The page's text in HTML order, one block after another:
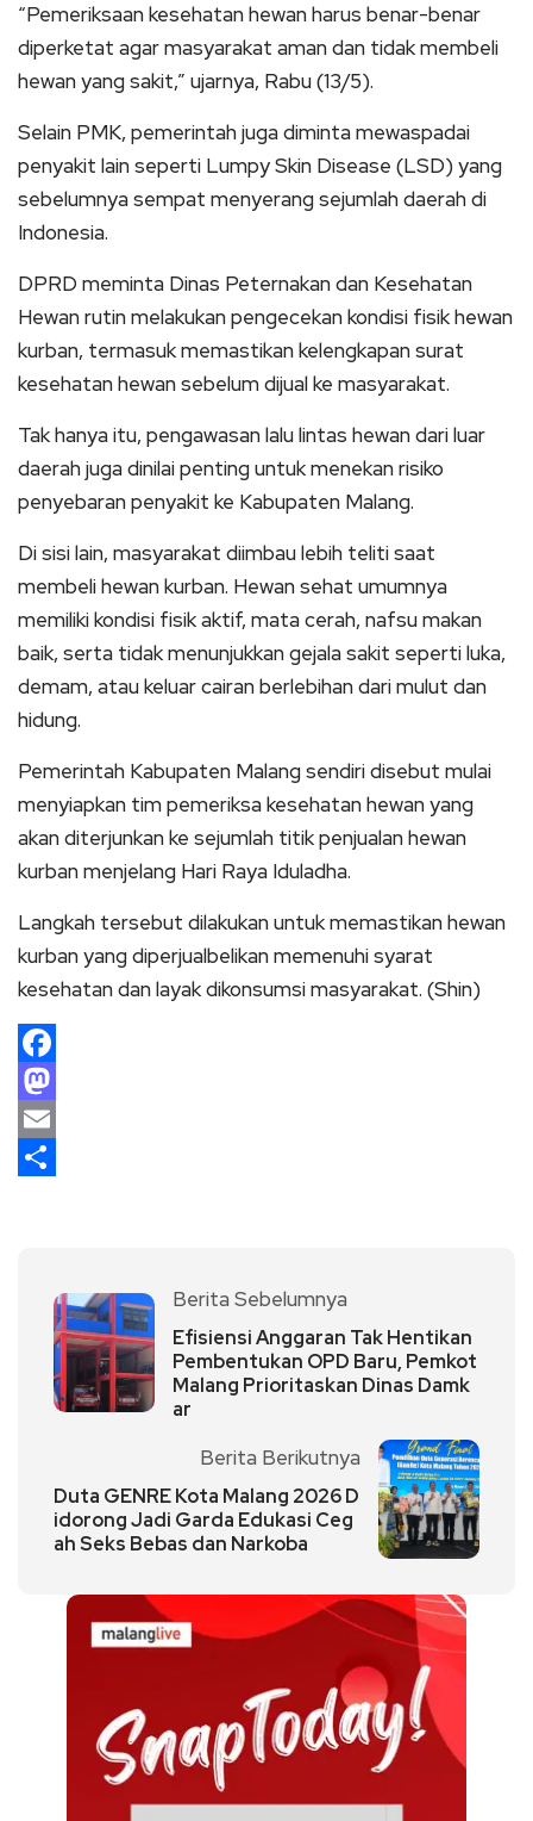
“Pemeriksaan kesehatan hewan harus benar-benar
diperketat agar masyarakat aman dan tidak membeli
hewan yang sakit,” ujarnya, Rabu (13/5).
Selain PMK, pemerintah juga diminta mewaspadai
penyakit lain seperti Lumpy Skin Disease (LSD) yang
sebelumnya sempat menyerang sejumlah daerah di
Indonesia.
DPRD meminta Dinas Peternakan dan Kesehatan
Hewan rutin melakukan pengecekan kondisi fisik hewan
kurban, termasuk memastikan kelengkapan surat
kesehatan hewan sebelum dijual ke masyarakat.
Tak hanya itu, pengawasan lalu lintas hewan dari luar
daerah juga dinilai penting untuk menekan risiko
penyebaran penyakit ke Kabupaten Malang.
Di sisi lain, masyarakat diimbau lebih teliti saat
membeli hewan kurban. Hewan sehat umumnya
memiliki kondisi fisik aktif, mata cerah, nafsu makan
baik, serta tidak menunjukkan gejala sakit seperti luka,
demam, atau keluar cairan berlebihan dari mulut dan
hidung.
Pemerintah Kabupaten Malang sendiri disebut mulai
menyiapkan tim pemeriksa kesehatan hewan yang
akan diterjunkan ke sejumlah titik penjualan hewan
kurban menjelang Hari Raya Iduladha.
Langkah tersebut dilakukan untuk memastikan hewan
kurban yang diperjualbelikan memenuhi syarat
kesehatan dan layak dikonsumsi masyarakat. (Shin)
Facebook
Mastodon
Email
Berita Sebelumnya
Efisiensi Anggaran Tak Hentikan
Pembentukan OPD Baru, Pemkot
Malang Prioritaskan Dinas Damk
ar
Berita Berikutnya
Duta GENRE Kota Malang 2026 D
idorong Jadi Garda Edukasi Ceg
ah Seks Bebas dan Narkoba